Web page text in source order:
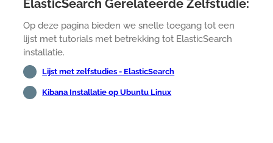
ElasticSearch Gerelateerde Zelfstudie:
Op deze pagina bieden we snelle toegang tot een
lijst met tutorials met betrekking tot ElasticSearch
installatie.
Lijst met zelfstudies - ElasticSearch
Kibana Installatie op Ubuntu Linux